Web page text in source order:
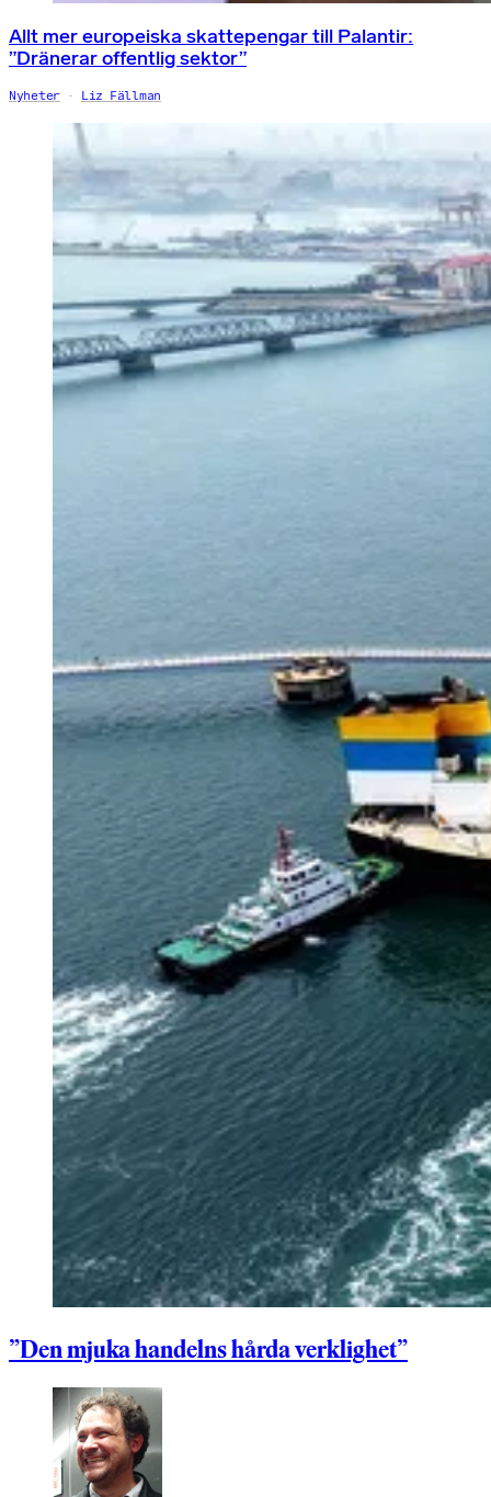
Allt mer europeiska skattepengar till Palantir:
”Dränerar offentlig sektor”
Nyheter Liz Fällman
”Den mjuka handelns hårda verklighet”